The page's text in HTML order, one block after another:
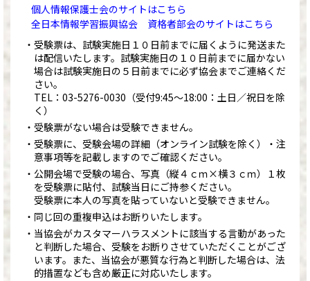
個人情報保護士会のサイトはこちら
全日本情報学習振興協会 資格者部会のサイトはこちら
受験票は、試験実施日１０日前までに届くように発送また
は配信いたします。試験実施日の１０日前までに届かない
場合は試験実施日の５日前までに必ず協会までご連絡くだ
さい。
TEL： 03-5276-0030 （受付9:45～18:00：土日／祝日を除
く）
受験票がない場合は受験できません。
受験票に、受験会場の詳細（オンライン試験を除く）・注
意事項等を記載しますのでご確認ください。
公開会場で受験の場合、写真（縦４ｃｍ×横３ｃｍ）１枚
を受験票に貼付、試験当日にご持参ください。
受験票に本人の写真を貼っていないと受験できません。
同じ回の重複申込はお断りいたします。
当協会がカスタマーハラスメントに該当する言動があった
と判断した場合、受験をお断りさせていただくことがござ
います。また、当協会が悪質な行為と判断した場合は、法
的措置なども含め厳正に対応いたします。